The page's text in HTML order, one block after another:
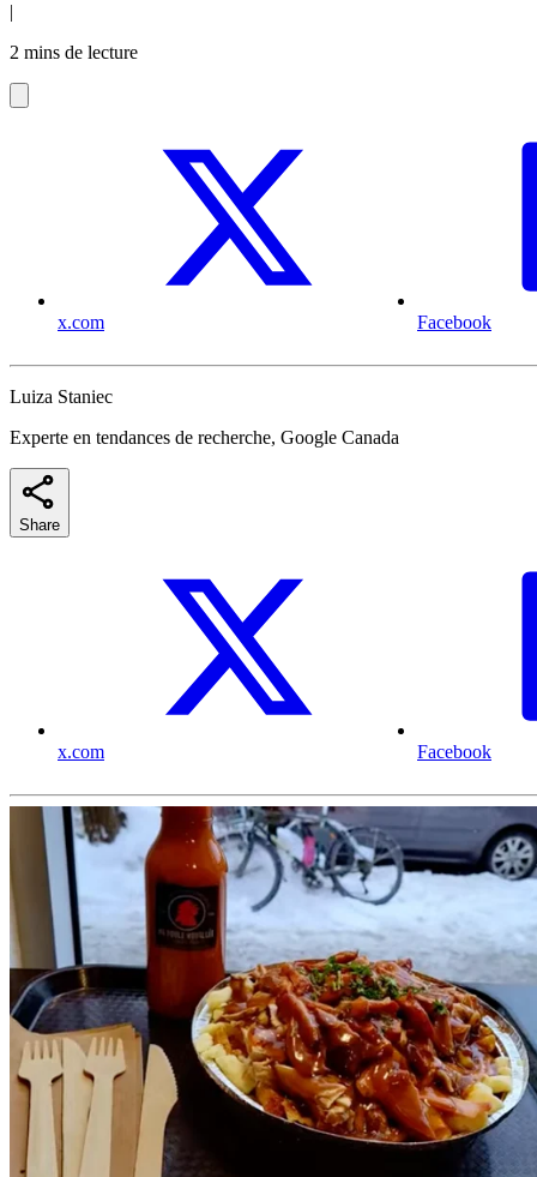
|
2 mins de lecture
x.com Facebook
Luiza Staniec
Experte en tendances de recherche, Google Canada
Share
x.com Facebook